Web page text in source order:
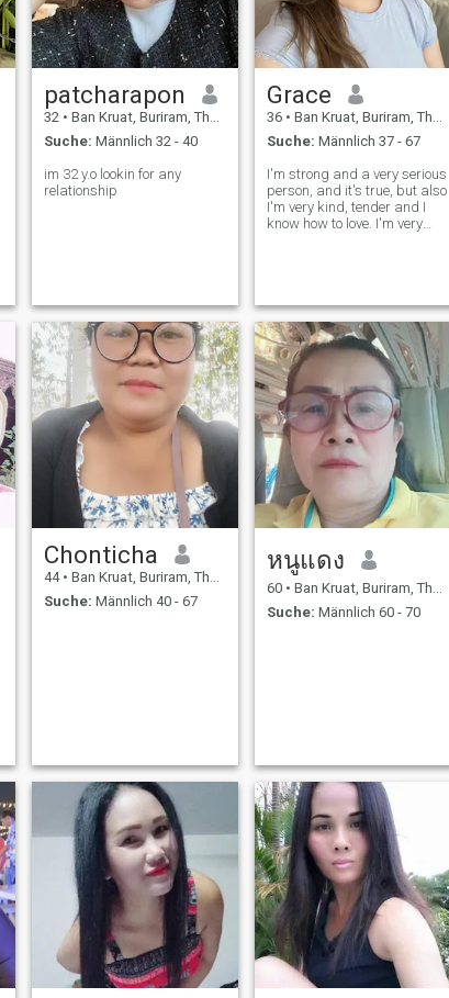
patcharapon
32 • Ban Kruat, Buriram, Thailand
Suche: Männlich 32 - 40
im 32 y.o lookin for any
relationship
Grace
36 • Ban Kruat, Buriram, Thailand
Suche: Männlich 37 - 67
I'm strong and a very serious
person, and it's true, but also
I'm very kind, tender and I
know how to love. I'm very
Chonticha
44 • Ban Kruat, Buriram, Thailand
Suche: Männlich 40 - 67
หนูแดง
60 • Ban Kruat, Buriram, Thailand
Suche: Männlich 60 - 70